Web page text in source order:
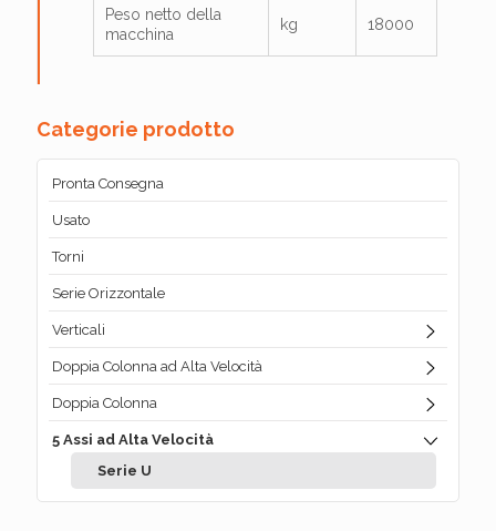
Peso netto della
macchina
kg 18000
Categorie prodotto
Pronta Consegna
Usato
Torni
Serie Orizzontale
Verticali
Doppia Colonna ad Alta Velocità
Doppia Colonna
5 Assi ad Alta Velocità
Serie U